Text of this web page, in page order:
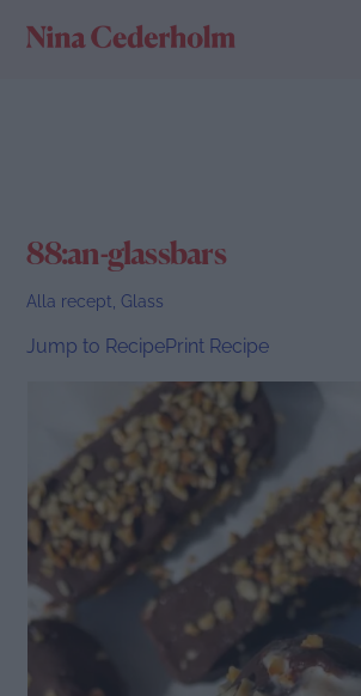
88:an-glassbars
Alla recept Glass
Jump to RecipePrint Recipe